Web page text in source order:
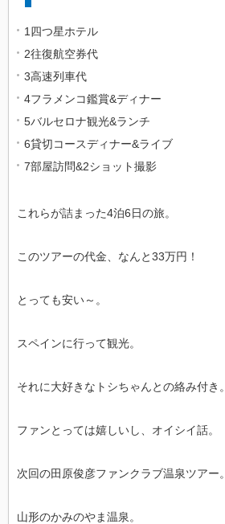
1四つ星ホテル
2往復航空券代
3高速列車代
4フラメンコ鑑賞&ディナー
5バルセロナ観光&ランチ
6貸切コースディナー&ライブ
7部屋訪問&2ショット撮影
これらが詰まった4泊6日の旅。
このツアーの代金、なんと33万円！
とっても安い～。
スペインに行って観光。
それに大好きなトシちゃんとの絡み付き。
ファンとっては嬉しいし、オイシイ話。
次回の田原俊彦ファンクラブ温泉ツアー。
山形のかみのやま温泉。